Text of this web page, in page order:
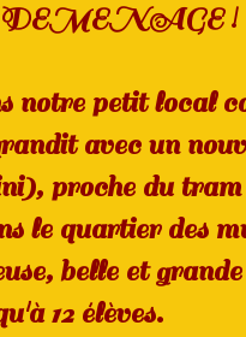
!
notre petit local
avec un
proche du tram
le quartier des
belle et
12 élèves.